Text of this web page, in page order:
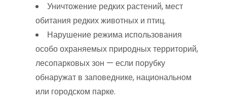
Уничтожение редких растений, мест
обитания редких животных и птиц.
Нарушение режима использования
особо охраняемых природных территорий,
лесопарковых зон — если порубку
обнаружат в заповеднике, национальном
или городском парке.